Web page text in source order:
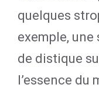
quelques
exemple,
de distique
l’essence du